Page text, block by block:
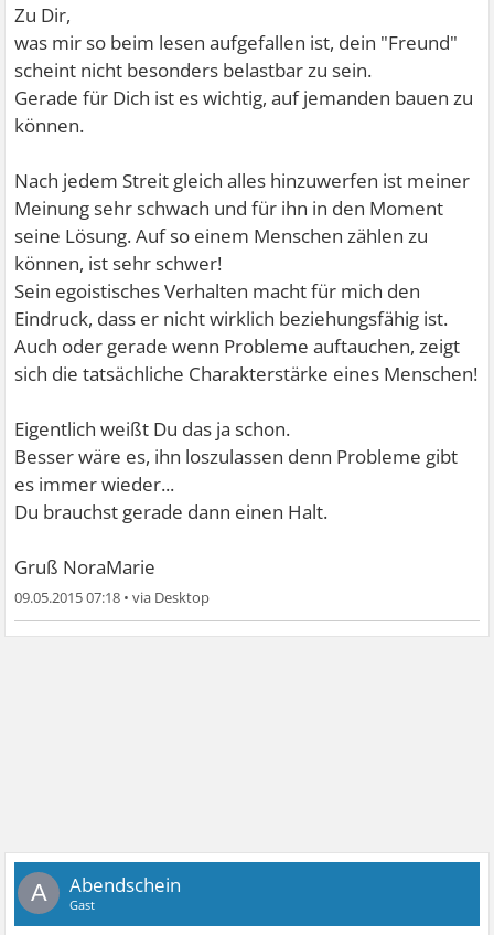
Zu Dir,
was mir so beim lesen aufgefallen ist, dein "Freund"
scheint nicht besonders belastbar zu sein.
Gerade für Dich ist es wichtig, auf jemanden bauen zu
können.
Nach jedem Streit gleich alles hinzuwerfen ist meiner
Meinung sehr schwach und für ihn in den Moment
seine Lösung. Auf so einem Menschen zählen zu
können, ist sehr schwer!
Sein egoistisches Verhalten macht für mich den
Eindruck, dass er nicht wirklich beziehungsfähig ist.
Auch oder gerade wenn Probleme auftauchen, zeigt
sich die tatsächliche Charakterstärke eines Menschen!
Eigentlich weißt Du das ja schon.
Besser wäre es, ihn loszulassen denn Probleme gibt
es immer wieder...
Du brauchst gerade dann einen Halt.
Gruß NoraMarie
09.05.2015 07:18 •
A Abendschein
Gast